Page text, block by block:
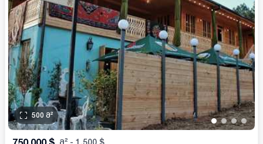
••••
500 მ²